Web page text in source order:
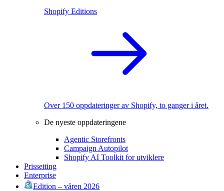
Shopify Editions
Over 150 oppdateringer av Shopify, to ganger i året.
De nyeste oppdateringene
Agentic Storefronts
Campaign Autopilot
Shopify AI Toolkit for utviklere
Prissetting
Enterprise
Edition – våren 2026